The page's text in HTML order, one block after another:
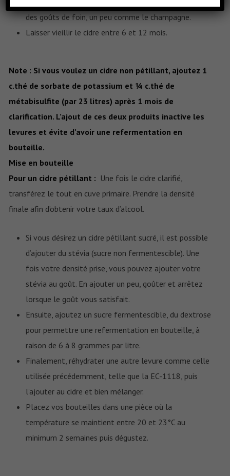
des goûts de foin, un peu comme le champagne.
Laisser vieillir le cidre entre 6 et 12 mois.
Note : Si vous voulez un cidre non pétillant, ajoutez 1
c.thé de sorbate de potassium et ¼ c.thé de
métabisulfite (par 23 litres) après 1 mois de
clarification. L’ajout de ces deux produits inactive les
levures et évite d’avoir une refermentation en
bouteille.
Mise en bouteille
Pour un cidre pétillant : Une fois le cidre clarifié,
transférez le tout en cuve primaire. Prendre la densité
finale afin d’obtenir votre taux d’alcool.
Si vous désirez un cidre pétillant sucré, il est possible
d’ajouter du stévia (sucre non fermentescible). Une
fois votre densité prise, vous pouvez ajouter votre
stévia au goût. En ajouter un peu, goûter et arrêtez
lorsque le goût vous satisfait.
Ensuite, ajoutez un sucre fermentescible, du dextrose
pour permettre une refermentation en bouteille, à
raison de 6 à 8 grammes par litre.
Finalement, réhydrater une autre levure comme celle
utilisée précédemment, telle que la EC-1118, puis
l’ajouter au cidre et bien mélanger.
Placez vos bouteilles dans une pièce où la
température se maintient entre 20 et 23°C au
minimum 2 semaines puis dégustez.